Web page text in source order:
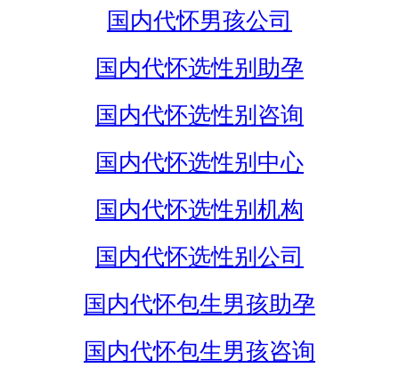
国内代怀男孩公司
国内代怀选性别助孕
国内代怀选性别咨询
国内代怀选性别中心
国内代怀选性别机构
国内代怀选性别公司
国内代怀包生男孩助孕
国内代怀包生男孩咨询